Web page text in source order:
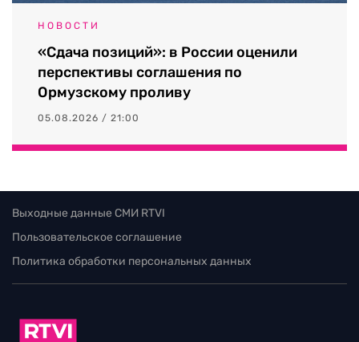
НОВОСТИ
«Сдача позиций»: в России оценили
перспективы соглашения по
Ормузскому проливу
05.08.2026 / 21:00
Выходные данные СМИ RTVI
Пользовательское соглашение
Политика обработки персональных данных